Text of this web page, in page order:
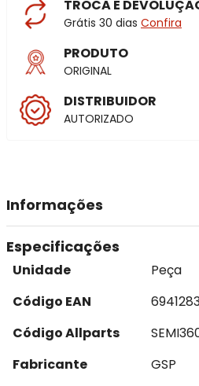
TROCA E
Grátis 30 dias Confira
PRODUTO
ORIGINAL
DISTRIBUIDOR
AUTORIZADO
Informações
Especificações
Unidade
Peça
Código EAN
Código Allparts
Fabricante
GSP